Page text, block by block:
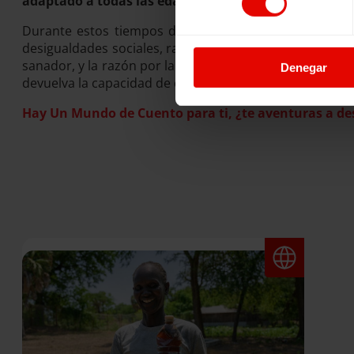
Denegar
Durante estos tiempos de incertidumbre y
desigualdades sociales, raciales y de género, las
sanador, y la razón por la que en “Un Mundo de
devuelva la capacidad de convertir las palabras
Hay Un Mundo de Cuento para ti, ¿te aventuras a